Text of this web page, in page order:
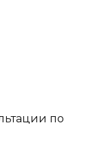
по